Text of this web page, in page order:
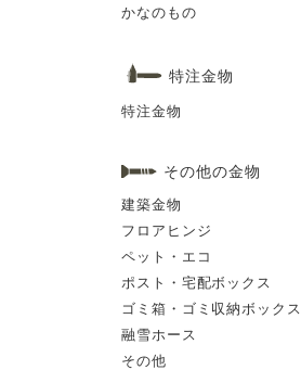
かなのもの
特注金物
特注金物
その他の金物
建築金物
フロアヒンジ
ペット・エコ
ポスト・宅配ボックス
ゴミ箱・ゴミ収納ボックス
融雪ホース
その他